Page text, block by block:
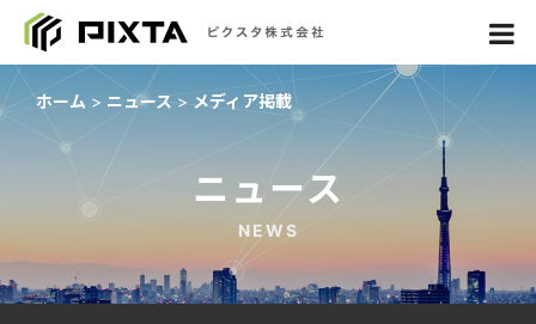
ホーム ニュース メディア掲載
ニュース
NEWS